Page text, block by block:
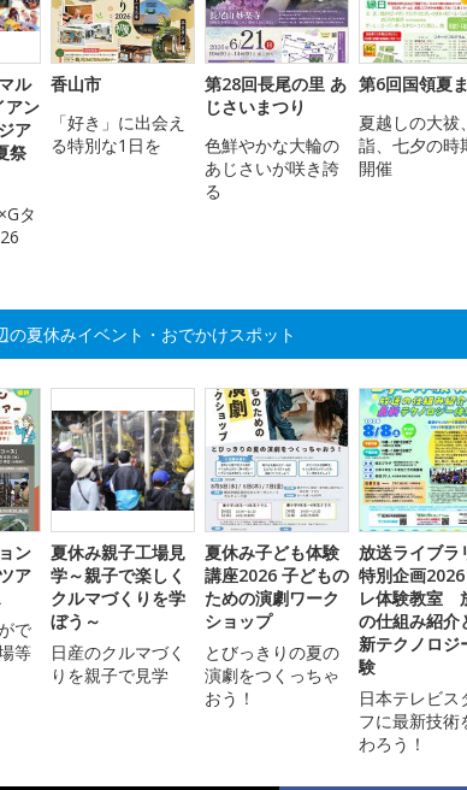
ル
アン
ア
祭
タ
香山市
「好き」に出会え
る特別な1日を
第28回長尾の里 あ
じさいまつり
色鮮やかな大輪の
あじさいが咲き誇
る
第6回国領夏
夏越しの大祓
詣、七夕の時
開催
の夏休みイベント・おでかけスポット
ン
ア
で
等
夏休み親子工場見
学～親子で楽しく
クルマづくりを学
ぼう～
日産のクルマづく
りを親子で見学
夏休み子ども体験
講座2026 子どもの
ための演劇ワーク
ショップ
とびっきりの夏の
演劇をつくっちゃ
おう！
放送ライブラ
特別企画
レ体験教室
の仕組み紹介
新テクノロジ
験
日本テレビス
フに最新技術
わろう！